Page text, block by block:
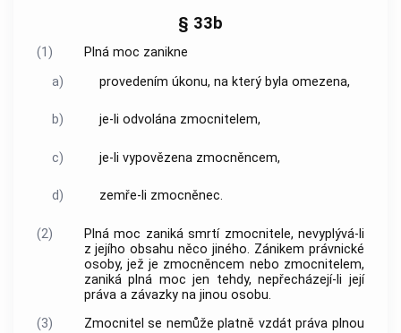
§ 33b
(1)
Plná moc zanikne
a)
provedením úkonu, na který byla omezena,
b) je-li odvolána zmocnitelem,
c) je-li vypovězena zmocněncem,
d) zemře-li zmocněnec.
(2)
Plná moc zaniká smrtí zmocnitele, nevyplývá-li
z jejího obsahu něco jiného. Zánikem právnické
osoby, jež je zmocněncem nebo zmocnitelem,
zaniká plná moc jen tehdy, nepřecházejí-li její
práva a závazky na jinou osobu.
(3)
Zmocnitel se nemůže platně vzdát práva plnou